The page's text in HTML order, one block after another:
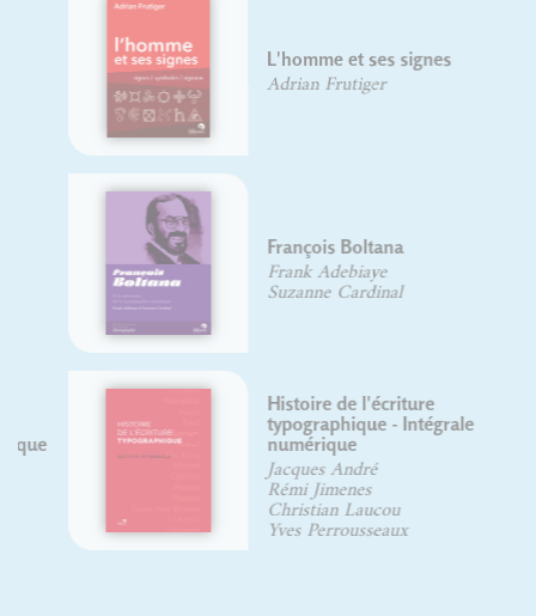
L'homme et ses signes
Adrian Frutiger
François Boltana
Frank Adebiaye
Suzanne Cardinal
Histoire de l'écriture
typographique - Intégrale
numérique
Jacques André
Rémi Jimenes
Christian Laucou
Yves Perrousseaux